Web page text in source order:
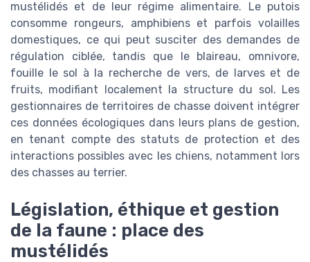
mustélidés et de leur régime alimentaire. Le putois
consomme rongeurs, amphibiens et parfois volailles
domestiques, ce qui peut susciter des demandes de
régulation ciblée, tandis que le blaireau, omnivore,
fouille le sol à la recherche de vers, de larves et de
fruits, modifiant localement la structure du sol. Les
gestionnaires de territoires de chasse doivent intégrer
ces données écologiques dans leurs plans de gestion,
en tenant compte des statuts de protection et des
interactions possibles avec les chiens, notamment lors
des chasses au terrier.
Législation, éthique et gestion
de la faune : place des
mustélidés